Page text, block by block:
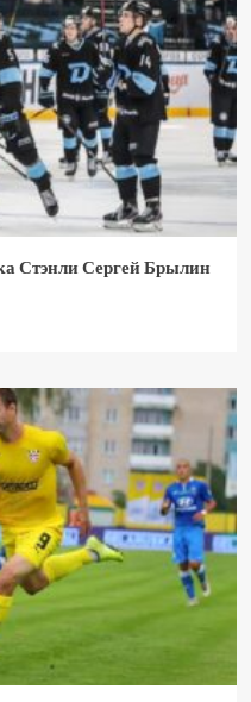
Стэнли Сергей Брылин